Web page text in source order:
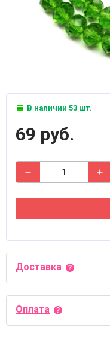
В наличии 53 шт.
69 руб.
Доставка
Оплата